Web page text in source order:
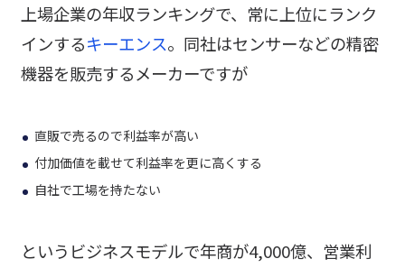
上場企業の年収ランキングで、常に上位にランク
インするキーエンス。同社はセンサーなどの精密
機器を販売するメーカーですが
直販で売るので利益率が高い
付加価値を載せて利益率を更に高くする
自社で工場を持たない
というビジネスモデルで年商が4,000億、営業利